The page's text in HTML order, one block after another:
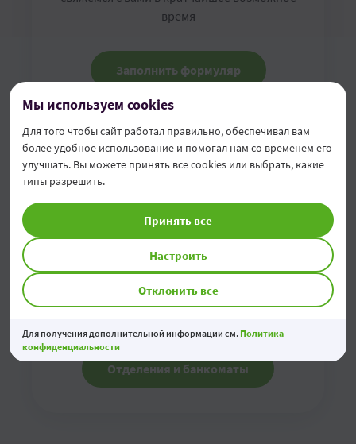
время
Заполнить формуляр
Приходите в отделение банка
Приходите в любое из отделений нашего
Отделения и банкоматы
Мы используем cookies
Для того чтобы сайт работал правильно, обеспечивал вам
более удобное использование и помогал нам со временем его
улучшать. Вы можете принять все cookies или выбрать, какие
типы разрешить.
Отклонить все
Настроить
Принять все
Для получения дополнительной информации см. Политика
конфиденциальности